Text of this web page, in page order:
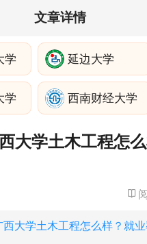
文章详情
招生政策 学制学费
验 招生简章
学 延边大学
学 西南财经大学
西大学土木工程怎
西大学土木工程怎么样？就业